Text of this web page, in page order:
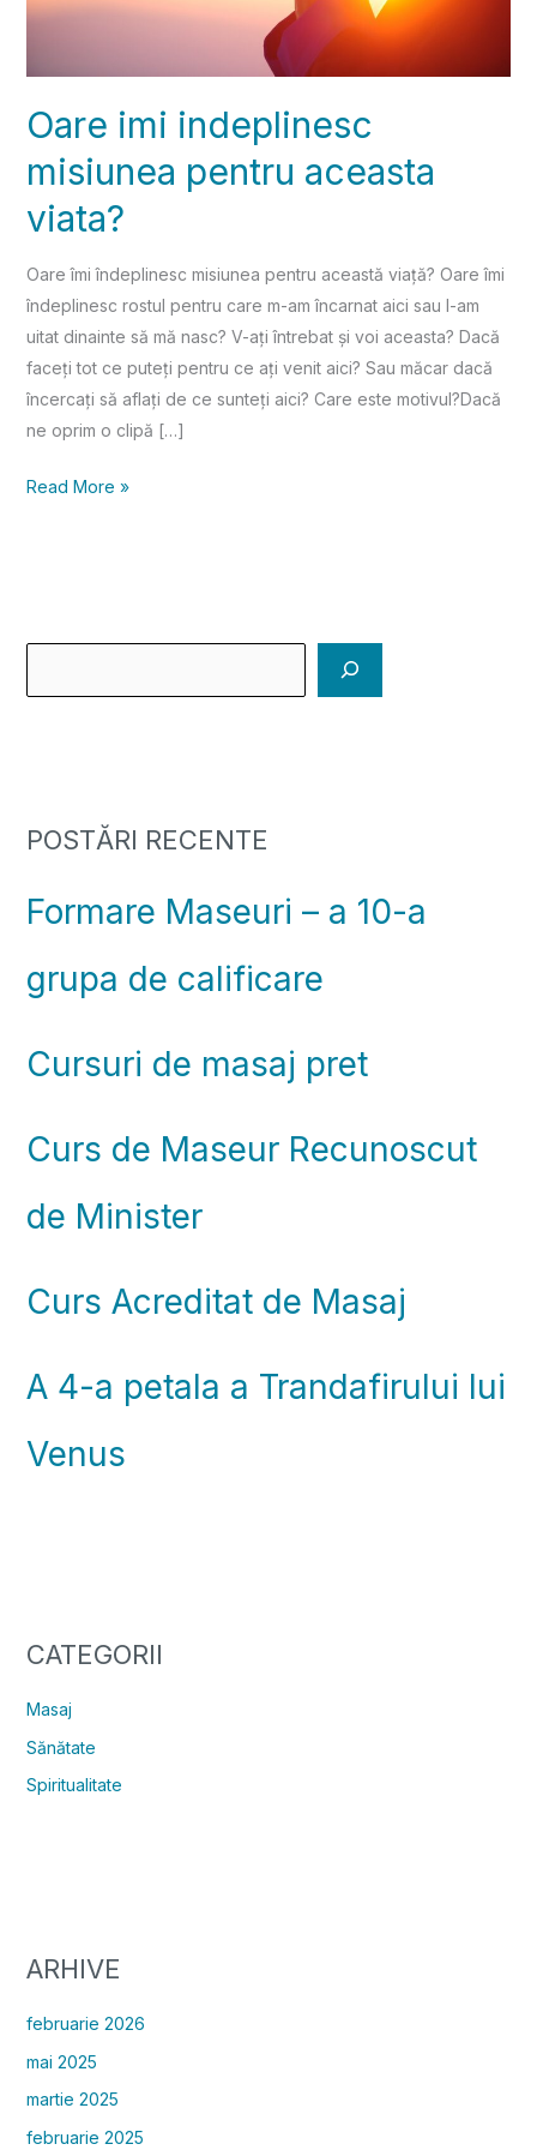
Oare imi indeplinesc
misiunea pentru aceasta
viata?
Oare îmi îndeplinesc misiunea pentru această viață? Oare îmi
îndeplinesc rostul pentru care m-am încarnat aici sau l-am
uitat dinainte să mă nasc? V-ați întrebat și voi aceasta? Dacă
faceți tot ce puteți pentru ce ați venit aici? Sau măcar dacă
încercați să aflați de ce sunteți aici? Care este motivul?Dacă
ne oprim o clipă […]
Read More »
POSTĂRI RECENTE
Formare Maseuri – a 10-a
grupa de calificare
Cursuri de masaj pret
Curs de Maseur Recunoscut
de Minister
Curs Acreditat de Masaj
A 4-a petala a Trandafirului lui
Venus
CATEGORII
Masaj
Sănătate
Spiritualitate
ARHIVE
februarie 2026
mai 2025
martie 2025
februarie 2025